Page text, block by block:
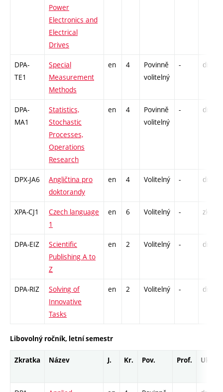
Power
Electronics and
Electrical
Drives
DPA-
TE1
Special
Measurement
Methods
en 4
Povinně
volitelný
- drzk
DPA-
MA1
Statistics,
Stochastic
Processes,
Operations
Research
en 4
Povinně
volitelný
- drzk
DPX-JA6
Angličtina pro
doktorandy
en 4 Volitelný - drzk
XPA-CJ1
Czech language
1
en 6 Volitelný - zk
DPA-EIZ
Scientific
Publishing A to
Z
en 2 Volitelný - drzk
DPA-RIZ
Solving of
Innovative
Tasks
en 2 Volitelný - drzk
Libovolný ročník, letní semestr
Zkratka Název J. Kr. Pov. Prof. Uk.